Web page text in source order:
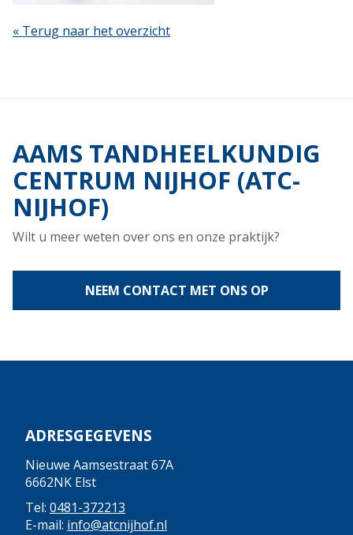
« Terug naar het overzicht
AAMS TANDHEELKUNDIG
CENTRUM NIJHOF (ATC-
NIJHOF)
Wilt u meer weten over ons en onze praktijk?
NEEM CONTACT MET ONS OP
ADRESGEGEVENS
Nieuwe Aamsestraat 67A
6662NK Elst
Tel: 0481-372213
E-mail: info@atcnijhof.nl